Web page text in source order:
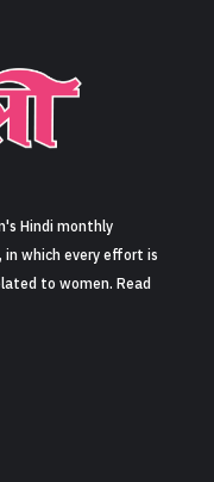
Hindi monthly
in which every effort is
to women. Read